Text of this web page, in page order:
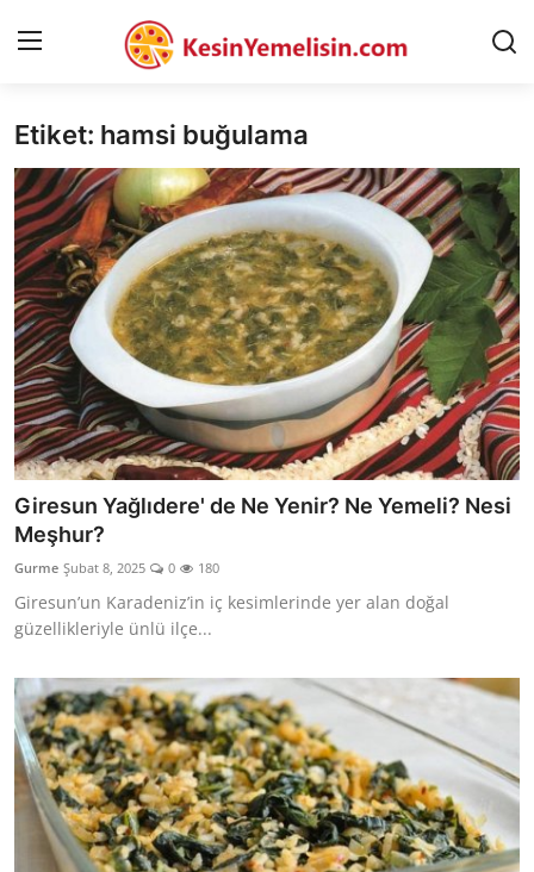
AnaSayfa
Gizlilik Sözleşmesi
Rüya Tabirleri
Diyet & Sağlıklı Beslenme
İletişim
Şehirler
Helal Gıda & Dini Hükümler
Gıda Güvenliği & Bilimi
Kalori & Diyet Rehberi
Mutfak Püf Noktaları & İpuçları
Mekan & Lezzet Rotaları
Temel Gıda ve Ürün Rehberleri
İçecek Kültürü & Barista
Yöresel Tarifler & Ev Yemekleri
Etiket: hamsi buğulama
Giresun Yağlıdere' de Ne Yenir? Ne Yemeli? Nesi
Meşhur?
Gurme Şubat 8, 2025 0 180
Giresun’un Karadeniz’in iç kesimlerinde yer alan doğal
güzellikleriyle ünlü ilçe...